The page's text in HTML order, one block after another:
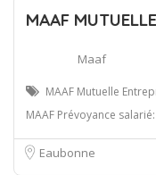
MAAF
Maaf
MAAF Mutuelle
MAAF Prévoyance
Eaubonne